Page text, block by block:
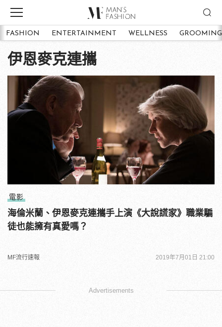
FASHION ENTERTAINMENT WELLNESS GROOMING
伊恩麥克連攜
電影
海倫米蘭、伊恩麥克連攜手上演《大說謊家》職業騙
徒也能擁有真愛嗎？
MF流行速報 2019年7月01日 21:00
Advertisements